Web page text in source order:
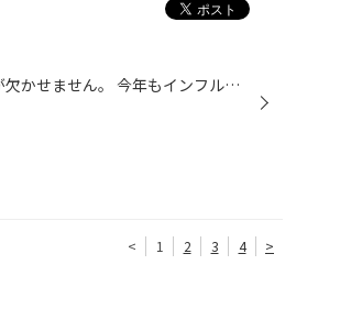
毎日寒い日が続いていますね！！風邪予防にマスクが欠かせません。 今年もインフルエンザ流行ってるみたいです。 手洗い・うがいもしっかりして、風邪対策をして寒い冬も乗り切りましょう!! 本日も待ち時間の混雑で皆様にご迷惑おかけしています。 現在でも1時間半から2時間前後待ちになっておりま...
< 1 2 3 4 >